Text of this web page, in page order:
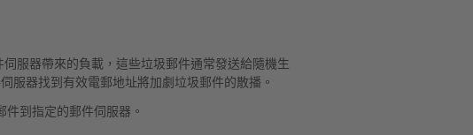
服器帶來的負載，這些垃圾郵件通常發送給隨機生
服器找到有效電郵地址將加劇垃圾郵件的散播。
件到指定的郵件伺服器。